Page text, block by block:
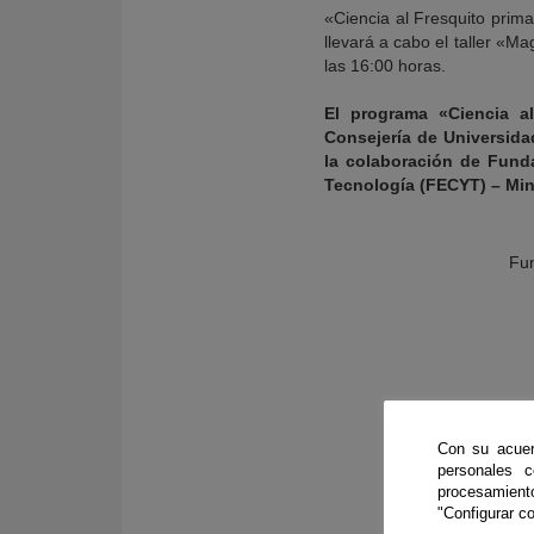
«Ciencia al Fresquito
llevará a cabo el taller
las 16:00 horas.
El programa «Ciencia
Consejería de
la colaboración de
Tecnología (FECYT) –
Con su
personales
"Configurar